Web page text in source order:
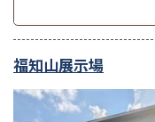
福知山展示場